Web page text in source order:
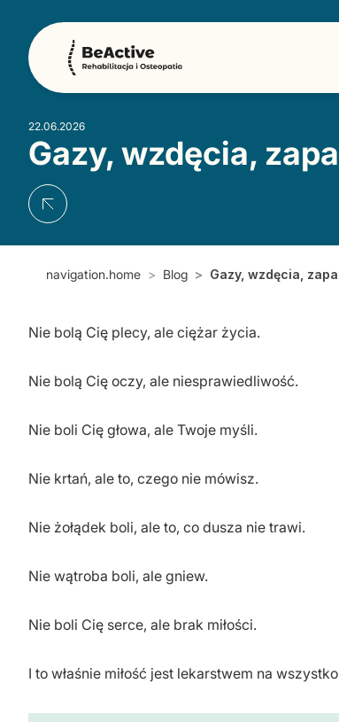
22.06.2026
Gazy, wzdęcia,
navigation.home Blog Gazy, wzdęcia,
Nie bolą Cię plecy, ale ciężar życia.
Nie bolą Cię oczy, ale niesprawiedliwość.
Nie boli Cię głowa, ale Twoje myśli.
Nie krtań, ale to, czego nie mówisz.
Nie żołądek boli, ale to, co dusza nie trawi.
Nie wątroba boli, ale gniew.
Nie boli Cię serce, ale brak miłości.
I to właśnie miłość jest lekarstwem na